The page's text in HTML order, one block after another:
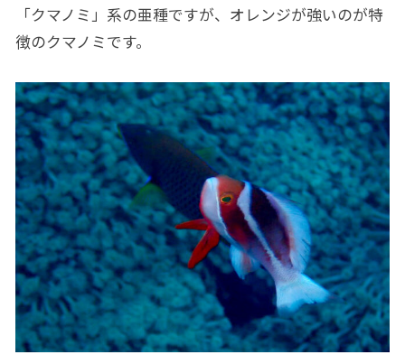
「クマノミ」系の亜種ですが、オレンジが強いのが特
徴のクマノミです。